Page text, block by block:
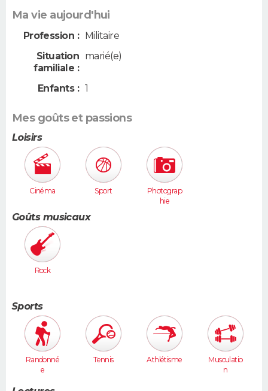
Ma vie aujourd'hui
Profession : Militaire
Situation
familiale :
marié(e)
Enfants : 1
Mes goûts et passions
Loisirs
Cinéma Sport
Photograp
hie
Goûts musicaux
Rock
Sports
Randonné
e
Tennis Athlétisme
Musculatio
n